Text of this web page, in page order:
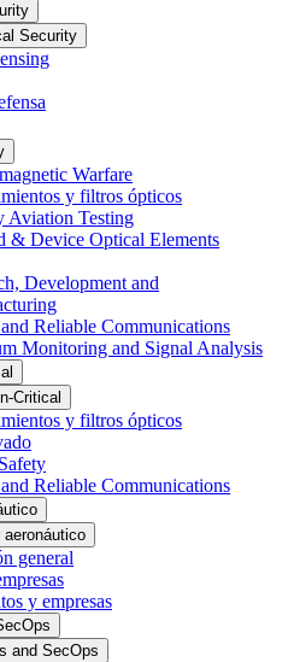
Security
Warfare
y filtros ópticos
Aviation Testing
& Device Optical Elements
Development and
and Reliable Communications
Monitoring and Signal Analysis
Critical
y filtros ópticos
and Reliable Communications
aeronáutico
general
y empresas
and SecOps